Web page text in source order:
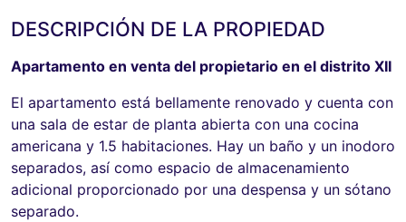
DESCRIPCIÓN DE LA PROPIEDAD
Apartamento en venta del propietario en el distrito XII
El apartamento está bellamente renovado y cuenta con
una sala de estar de planta abierta con una cocina
americana y 1.5 habitaciones. Hay un baño y un inodoro
separados, así como espacio de almacenamiento
adicional proporcionado por una despensa y un sótano
separado.